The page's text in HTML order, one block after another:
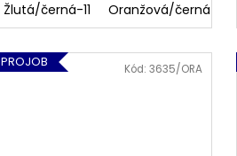
Žlutá/černá-11 Oranžová/černá-1799
PROJOB Kód: 3635/ORA